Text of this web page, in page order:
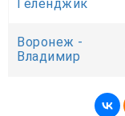
Геленджик
Воронеж -
Владимир